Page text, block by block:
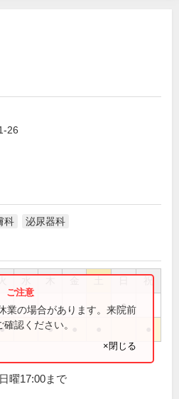
26
科 泌尿器科
祝
●
●
業の場合があります。来院前
認ください。
×閉じる
曜17:00まで